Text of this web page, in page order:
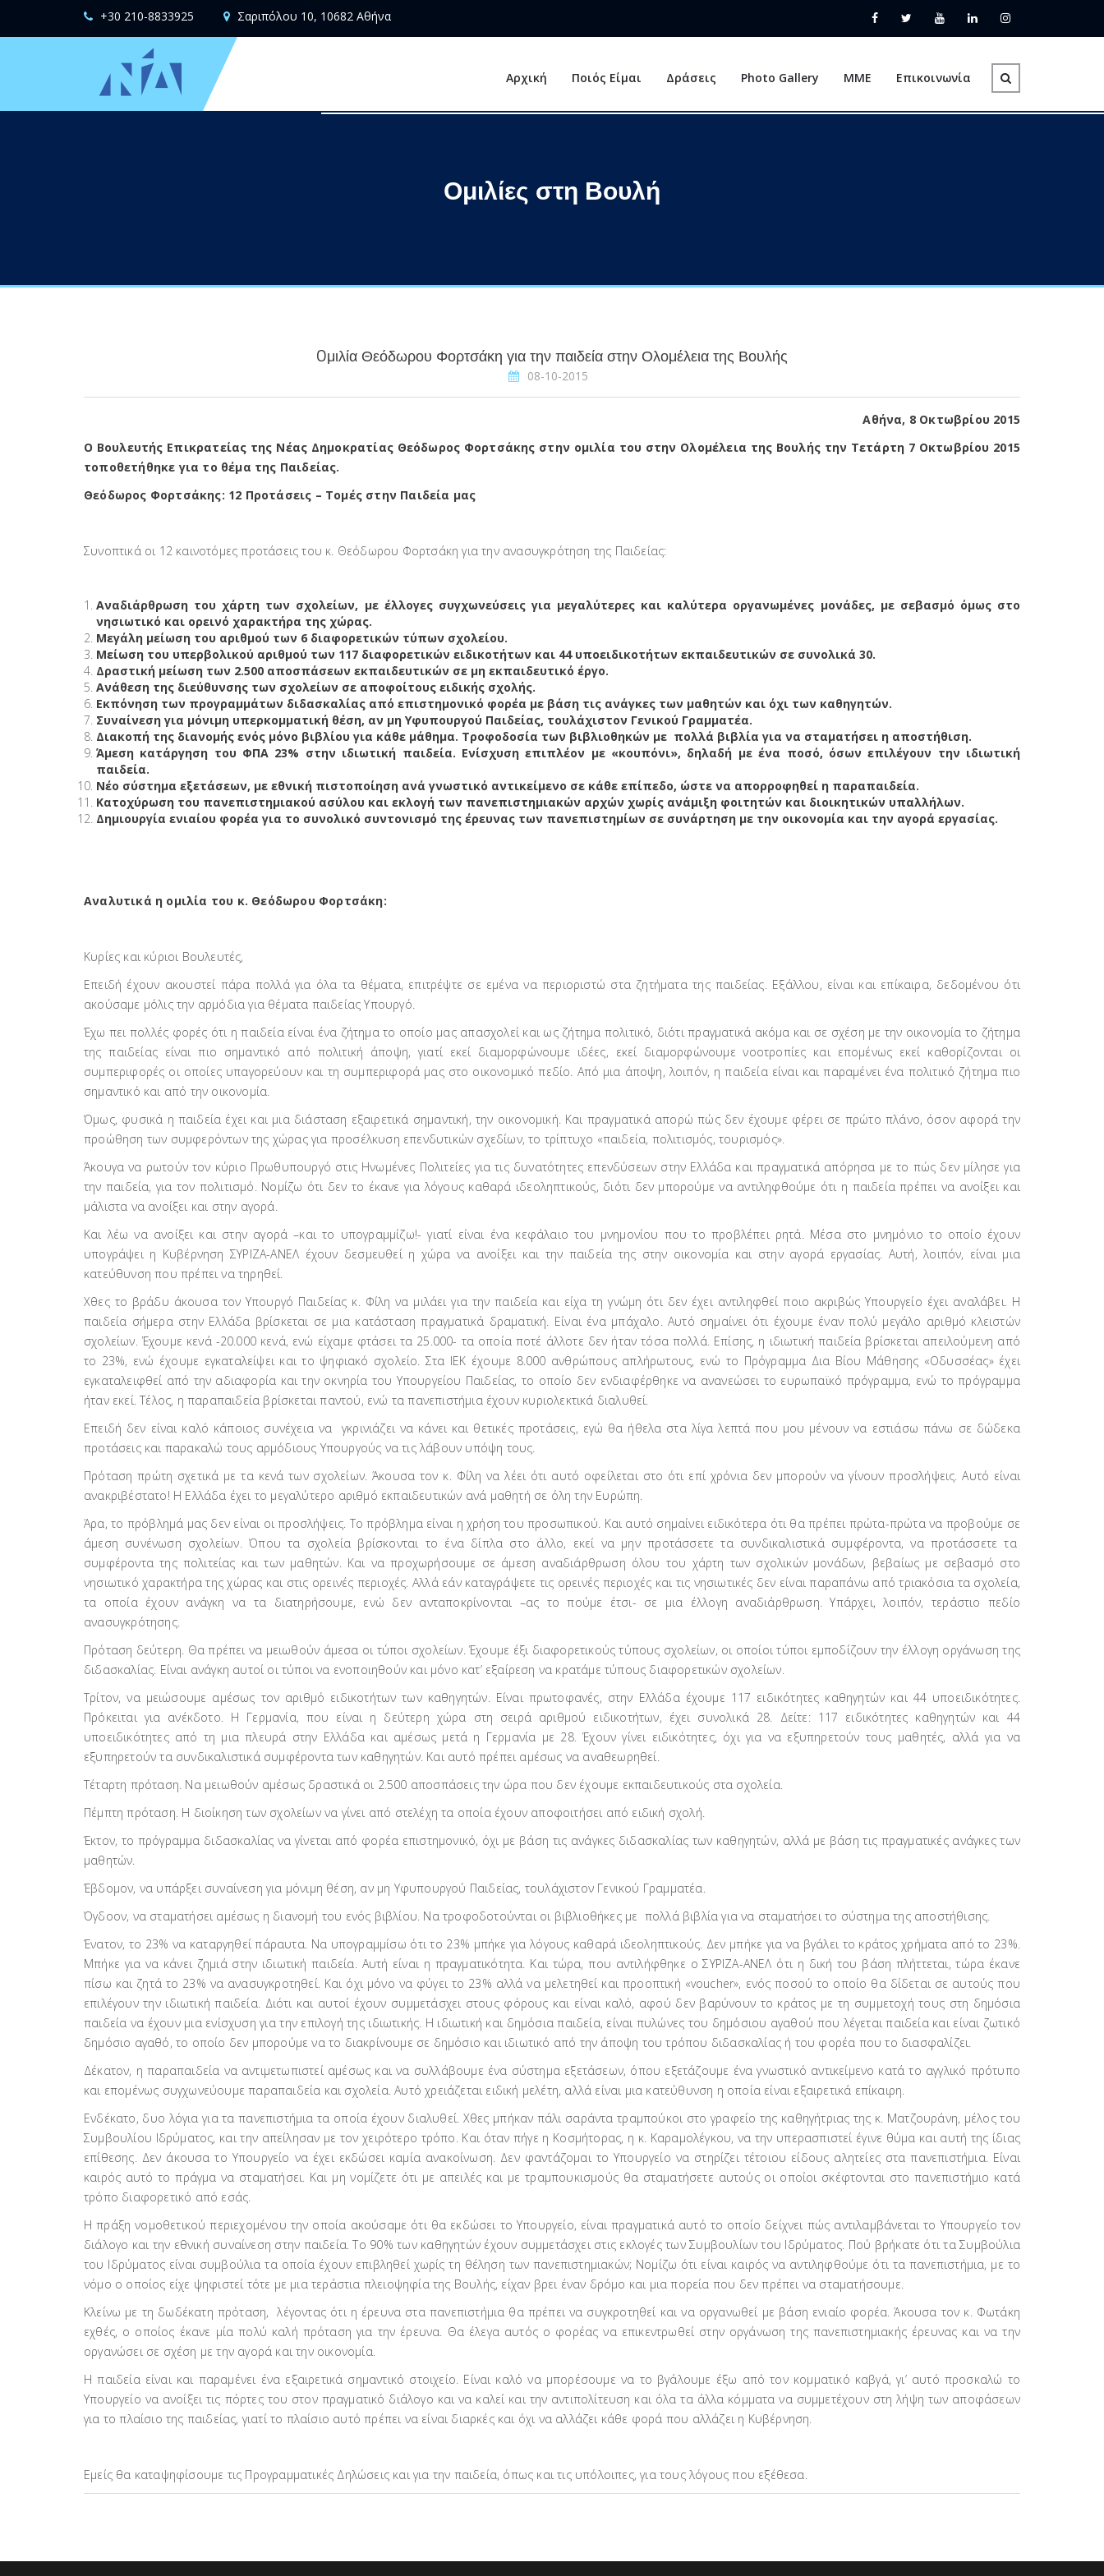
+30 210-8833925 Σαριπόλου 10, 10682 Αθήνα
Αρχική Ποιός Είμαι Δράσεις Photo Gallery ΜΜΕ Επικοινωνία
Ομιλίες στη Βουλή
Oμιλία Θεόδωρου Φορτσάκη για την παιδεία στην Ολομέλεια της Βουλής
08-10-2015
Αθήνα, 8 Οκτωβρίου 2015
Ο Βουλευτής Επικρατείας της Νέας Δημοκρατίας Θεόδωρος Φορτσάκης στην ομιλία του στην Ολομέλεια της Βουλής την Τετάρτη 7 Οκτωβρίου 2015
τοποθετήθηκε για το θέμα της Παιδείας.
Θεόδωρος Φορτσάκης: 12 Προτάσεις – Τομές στην Παιδεία μας
Συνοπτικά οι 12 καινοτόμες προτάσεις του κ. Θεόδωρου Φορτσάκη για την ανασυγκρότηση της Παιδείας:
Αναδιάρθρωση του χάρτη των σχολείων, με έλλογες συγχωνεύσεις για μεγαλύτερες και καλύτερα οργανωμένες μονάδες, με σεβασμό όμως στο
νησιωτικό και ορεινό χαρακτήρα της χώρας.
Μεγάλη μείωση του αριθμού των 6 διαφορετικών τύπων σχολείου.
Μείωση του υπερβολικού αριθμού των 117 διαφορετικών ειδικοτήτων και 44 υποειδικοτήτων εκπαιδευτικών σε συνολικά 30.
Δραστική μείωση των 2.500 αποσπάσεων εκπαιδευτικών σε μη εκπαιδευτικό έργο.
Ανάθεση της διεύθυνσης των σχολείων σε αποφοίτους ειδικής σχολής.
Εκπόνηση των προγραμμάτων διδασκαλίας από επιστημονικό φορέα με βάση τις ανάγκες των μαθητών και όχι των καθηγητών.
Συναίνεση για μόνιμη υπερκομματική θέση, αν μη Υφυπουργού Παιδείας, τουλάχιστον Γενικού Γραμματέα.
Διακοπή της διανομής ενός μόνο βιβλίου για κάθε μάθημα. Τροφοδοσία των βιβλιοθηκών με πολλά βιβλία για να σταματήσει η αποστήθιση.
Άμεση κατάργηση του ΦΠΑ 23% στην ιδιωτική παιδεία. Ενίσχυση επιπλέον με «κουπόνι», δηλαδή με ένα ποσό, όσων επιλέγουν την ιδιωτική
παιδεία.
Νέο σύστημα εξετάσεων, με εθνική πιστοποίηση ανά γνωστικό αντικείμενο σε κάθε επίπεδο, ώστε να απορροφηθεί η παραπαιδεία.
Κατοχύρωση του πανεπιστημιακού ασύλου και εκλογή των πανεπιστημιακών αρχών χωρίς ανάμιξη φοιτητών και διοικητικών υπαλλήλων.
Δημιουργία ενιαίου φορέα για το συνολικό συντονισμό της έρευνας των πανεπιστημίων σε συνάρτηση με την οικονομία και την αγορά εργασίας.
Αναλυτικά η ομιλία του κ. Θεόδωρου Φορτσάκη:
Κυρίες και κύριοι Βουλευτές,
Επειδή έχουν ακουστεί πάρα πολλά για όλα τα θέματα, επιτρέψτε σε εμένα να περιοριστώ στα ζητήματα της παιδείας. Εξάλλου, είναι και επίκαιρα, δεδομένου ότι
ακούσαμε μόλις την αρμόδια για θέματα παιδείας Υπουργό.
Έχω πει πολλές φορές ότι η παιδεία είναι ένα ζήτημα το οποίο μας απασχολεί και ως ζήτημα πολιτικό, διότι πραγματικά ακόμα και σε σχέση με την οικονομία το ζήτημα
της παιδείας είναι πιο σημαντικό από πολιτική άποψη, γιατί εκεί διαμορφώνουμε ιδέες, εκεί διαμορφώνουμε νοοτροπίες και επομένως εκεί καθορίζονται οι
συμπεριφορές οι οποίες υπαγορεύουν και τη συμπεριφορά μας στο οικονομικό πεδίο. Από μια άποψη, λοιπόν, η παιδεία είναι και παραμένει ένα πολιτικό ζήτημα πιο
σημαντικό και από την οικονομία.
Όμως, φυσικά η παιδεία έχει και μια διάσταση εξαιρετικά σημαντική, την οικονομική. Και πραγματικά απορώ πώς δεν έχουμε φέρει σε πρώτο πλάνο, όσον αφορά την
προώθηση των συμφερόντων της χώρας για προσέλκυση επενδυτικών σχεδίων, το τρίπτυχο «παιδεία, πολιτισμός, τουρισμός».
Άκουγα να ρωτούν τον κύριο Πρωθυπουργό στις Ηνωμένες Πολιτείες για τις δυνατότητες επενδύσεων στην Ελλάδα και πραγματικά απόρησα με το πώς δεν μίλησε για
την παιδεία, για τον πολιτισμό. Νομίζω ότι δεν το έκανε για λόγους καθαρά ιδεοληπτικούς, διότι δεν μπορούμε να αντιληφθούμε ότι η παιδεία πρέπει να ανοίξει και
μάλιστα να ανοίξει και στην αγορά.
Και λέω να ανοίξει και στην αγορά –και το υπογραμμίζω!- γιατί είναι ένα κεφάλαιο του μνημονίου που το προβλέπει ρητά. Μέσα στο μνημόνιο το οποίο έχουν
υπογράψει η Κυβέρνηση ΣΥΡΙΖΑ-ΑΝΕΛ έχουν δεσμευθεί η χώρα να ανοίξει και την παιδεία της στην οικονομία και στην αγορά εργασίας. Αυτή, λοιπόν, είναι μια
κατεύθυνση που πρέπει να τηρηθεί.
Χθες το βράδυ άκουσα τον Υπουργό Παιδείας κ. Φίλη να μιλάει για την παιδεία και είχα τη γνώμη ότι δεν έχει αντιληφθεί ποιο ακριβώς Υπουργείο έχει αναλάβει. Η
παιδεία σήμερα στην Ελλάδα βρίσκεται σε μια κατάσταση πραγματικά δραματική. Είναι ένα μπάχαλο. Αυτό σημαίνει ότι έχουμε έναν πολύ μεγάλο αριθμό κλειστών
σχολείων. Έχουμε κενά -20.000 κενά, ενώ είχαμε φτάσει τα 25.000- τα οποία ποτέ άλλοτε δεν ήταν τόσα πολλά. Επίσης, η ιδιωτική παιδεία βρίσκεται απειλούμενη από
το 23%, ενώ έχουμε εγκαταλείψει και το ψηφιακό σχολείο. Στα ΙΕΚ έχουμε 8.000 ανθρώπους απλήρωτους, ενώ το Πρόγραμμα Δια Βίου Μάθησης «Οδυσσέας» έχει
εγκαταλειφθεί από την αδιαφορία και την οκνηρία του Υπουργείου Παιδείας, το οποίο δεν ενδιαφέρθηκε να ανανεώσει το ευρωπαϊκό πρόγραμμα, ενώ το πρόγραμμα
ήταν εκεί. Τέλος, η παραπαιδεία βρίσκεται παντού, ενώ τα πανεπιστήμια έχουν κυριολεκτικά διαλυθεί.
Επειδή δεν είναι καλό κάποιος συνέχεια να γκρινιάζει να κάνει και θετικές προτάσεις, εγώ θα ήθελα στα λίγα λεπτά που μου μένουν να εστιάσω πάνω σε δώδεκα
προτάσεις και παρακαλώ τους αρμόδιους Υπουργούς να τις λάβουν υπόψη τους.
Πρόταση πρώτη σχετικά με τα κενά των σχολείων. Άκουσα τον κ. Φίλη να λέει ότι αυτό οφείλεται στο ότι επί χρόνια δεν μπορούν να γίνουν προσλήψεις. Αυτό είναι
ανακριβέστατο! Η Ελλάδα έχει το μεγαλύτερο αριθμό εκπαιδευτικών ανά μαθητή σε όλη την Ευρώπη.
Άρα, το πρόβλημά μας δεν είναι οι προσλήψεις. Το πρόβλημα είναι η χρήση του προσωπικού. Kαι αυτό σημαίνει ειδικότερα ότι θα πρέπει πρώτα-πρώτα να προβούμε σε
άμεση συνένωση σχολείων. Όπου τα σχολεία βρίσκονται το ένα δίπλα στο άλλο, εκεί να μην προτάσσετε τα συνδικαλιστικά συμφέροντα, να προτάσσετε τα
συμφέροντα της πολιτείας και των μαθητών. Και να προχωρήσουμε σε άμεση αναδιάρθρωση όλου του χάρτη των σχολικών μονάδων, βεβαίως με σεβασμό στο
νησιωτικό χαρακτήρα της χώρας και στις ορεινές περιοχές. Αλλά εάν καταγράψετε τις ορεινές περιοχές και τις νησιωτικές δεν είναι παραπάνω από τριακόσια τα σχολεία,
τα οποία έχουν ανάγκη να τα διατηρήσουμε, ενώ δεν ανταποκρίνονται –ας το πούμε έτσι- σε μια έλλογη αναδιάρθρωση. Υπάρχει, λοιπόν, τεράστιο πεδίο
ανασυγκρότησης.
Πρόταση δεύτερη. Θα πρέπει να μειωθούν άμεσα οι τύποι σχολείων. Έχουμε έξι διαφορετικούς τύπους σχολείων, οι οποίοι τύποι εμποδίζουν την έλλογη οργάνωση της
διδασκαλίας. Είναι ανάγκη αυτοί οι τύποι να ενοποιηθούν και μόνο κατ’ εξαίρεση να κρατάμε τύπους διαφορετικών σχολείων.
Τρίτον, να μειώσουμε αμέσως τον αριθμό ειδικοτήτων των καθηγητών. Είναι πρωτοφανές, στην Ελλάδα έχουμε 117 ειδικότητες καθηγητών και 44 υποειδικότητες.
Πρόκειται για ανέκδοτο. Η Γερμανία, που είναι η δεύτερη χώρα στη σειρά αριθμού ειδικοτήτων, έχει συνολικά 28. Δείτε: 117 ειδικότητες καθηγητών και 44
υποειδικότητες από τη μια πλευρά στην Ελλάδα και αμέσως μετά η Γερμανία με 28. Έχουν γίνει ειδικότητες, όχι για να εξυπηρετούν τους μαθητές, αλλά για να
εξυπηρετούν τα συνδικαλιστικά συμφέροντα των καθηγητών. Και αυτό πρέπει αμέσως να αναθεωρηθεί.
Τέταρτη πρόταση. Να μειωθούν αμέσως δραστικά οι 2.500 αποσπάσεις την ώρα που δεν έχουμε εκπαιδευτικούς στα σχολεία.
Πέμπτη πρόταση. Η διοίκηση των σχολείων να γίνει από στελέχη τα οποία έχουν αποφοιτήσει από ειδική σχολή.
Έκτον, το πρόγραμμα διδασκαλίας να γίνεται από φορέα επιστημονικό, όχι με βάση τις ανάγκες διδασκαλίας των καθηγητών, αλλά με βάση τις πραγματικές ανάγκες των
μαθητών.
Έβδομον, να υπάρξει συναίνεση για μόνιμη θέση, αν μη Υφυπουργού Παιδείας, τουλάχιστον Γενικού Γραμματέα.
Όγδοον, να σταματήσει αμέσως η διανομή του ενός βιβλίου. Να τροφοδοτούνται οι βιβλιοθήκες με πολλά βιβλία για να σταματήσει το σύστημα της αποστήθισης.
Ένατον, το 23% να καταργηθεί πάραυτα. Να υπογραμμίσω ότι το 23% μπήκε για λόγους καθαρά ιδεοληπτικούς. Δεν μπήκε για να βγάλει το κράτος χρήματα από το 23%.
Μπήκε για να κάνει ζημιά στην ιδιωτική παιδεία. Αυτή είναι η πραγματικότητα. Και τώρα, που αντιλήφθηκε ο ΣΥΡΙΖΑ-ΑΝΕΛ ότι η δική του βάση πλήττεται, τώρα έκανε
πίσω και ζητά το 23% να ανασυγκροτηθεί. Και όχι μόνο να φύγει το 23% αλλά να μελετηθεί και προοπτική «voucher», ενός ποσού το οποίο θα δίδεται σε αυτούς που
επιλέγουν την ιδιωτική παιδεία. Διότι και αυτοί έχουν συμμετάσχει στους φόρους και είναι καλό, αφού δεν βαρύνουν το κράτος με τη συμμετοχή τους στη δημόσια
παιδεία να έχουν μια ενίσχυση για την επιλογή της ιδιωτικής. Η ιδιωτική και δημόσια παιδεία, είναι πυλώνες του δημόσιου αγαθού που λέγεται παιδεία και είναι ζωτικό
δημόσιο αγαθό, το οποίο δεν μπορούμε να το διακρίνουμε σε δημόσιο και ιδιωτικό από την άποψη του τρόπου διδασκαλίας ή του φορέα που το διασφαλίζει.
Δέκατον, η παραπαιδεία να αντιμετωπιστεί αμέσως και να συλλάβουμε ένα σύστημα εξετάσεων, όπου εξετάζουμε ένα γνωστικό αντικείμενο κατά το αγγλικό πρότυπο
και επομένως συγχωνεύουμε παραπαιδεία και σχολεία. Αυτό χρειάζεται ειδική μελέτη, αλλά είναι μια κατεύθυνση η οποία είναι εξαιρετικά επίκαιρη.
Ενδέκατο, δυο λόγια για τα πανεπιστήμια τα οποία έχουν διαλυθεί. Χθες μπήκαν πάλι σαράντα τραμπούκοι στο γραφείο της καθηγήτριας της κ. Ματζουράνη, μέλος του
Συμβουλίου Ιδρύματος, και την απείλησαν με τον χειρότερο τρόπο. Και όταν πήγε η Κοσμήτορας, η κ. Καραμολέγκου, να την υπερασπιστεί έγινε θύμα και αυτή της ίδιας
επίθεσης. Δεν άκουσα το Υπουργείο να έχει εκδώσει καμία ανακοίνωση. Δεν φαντάζομαι το Υπουργείο να στηρίζει τέτοιου είδους αλητείες στα πανεπιστήμια. Είναι
καιρός αυτό το πράγμα να σταματήσει. Και μη νομίζετε ότι με απειλές και με τραμπουκισμούς θα σταματήσετε αυτούς οι οποίοι σκέφτονται στο πανεπιστήμιο κατά
τρόπο διαφορετικό από εσάς.
Η πράξη νομοθετικού περιεχομένου την οποία ακούσαμε ότι θα εκδώσει το Υπουργείο, είναι πραγματικά αυτό το οποίο δείχνει πώς αντιλαμβάνεται το Υπουργείο τον
διάλογο και την εθνική συναίνεση στην παιδεία. Το 90% των καθηγητών έχουν συμμετάσχει στις εκλογές των Συμβουλίων του Ιδρύματος. Πού βρήκατε ότι τα Συμβούλια
του Ιδρύματος είναι συμβούλια τα οποία έχουν επιβληθεί χωρίς τη θέληση των πανεπιστημιακών; Νομίζω ότι είναι καιρός να αντιληφθούμε ότι τα πανεπιστήμια, με το
νόμο ο οποίος είχε ψηφιστεί τότε με μια τεράστια πλειοψηφία της Βουλής, είχαν βρει έναν δρόμο και μια πορεία που δεν πρέπει να σταματήσουμε.
Κλείνω με τη δωδέκατη πρόταση, λέγοντας ότι η έρευνα στα πανεπιστήμια θα πρέπει να συγκροτηθεί και να οργανωθεί με βάση ενιαίο φορέα. Άκουσα τον κ. Φωτάκη
εχθές, ο οποίος έκανε μία πολύ καλή πρόταση για την έρευνα. Θα έλεγα αυτός ο φορέας να επικεντρωθεί στην οργάνωση της πανεπιστημιακής έρευνας και να την
οργανώσει σε σχέση με την αγορά και την οικονομία.
Η παιδεία είναι και παραμένει ένα εξαιρετικά σημαντικό στοιχείο. Είναι καλό να μπορέσουμε να το βγάλουμε έξω από τον κομματικό καβγά, γι’ αυτό προσκαλώ το
Υπουργείο να ανοίξει τις πόρτες του στον πραγματικό διάλογο και να καλεί και την αντιπολίτευση και όλα τα άλλα κόμματα να συμμετέχουν στη λήψη των αποφάσεων
για το πλαίσιο της παιδείας, γιατί το πλαίσιο αυτό πρέπει να είναι διαρκές και όχι να αλλάζει κάθε φορά που αλλάζει η Κυβέρνηση.
Εμείς θα καταψηφίσουμε τις Προγραμματικές Δηλώσεις και για την παιδεία, όπως και τις υπόλοιπες, για τους λόγους που εξέθεσα.